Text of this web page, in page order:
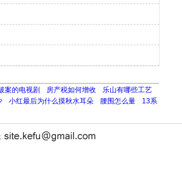
案的电视剧 房产税如何增收
乐山有哪些工艺
小红最后为什么摸秋水耳朵 腰围怎么量
13系